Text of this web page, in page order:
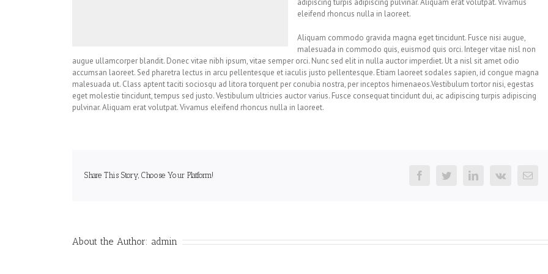
eleifend rhoncus nulla in laoreet.
Aliquam commodo gravida magna eget tincidunt. Fusce nisi augue,
malesuada in commodo quis, euismod quis orci. Integer vitae nisl non
augue ullamcorper blandit. Donec vitae nibh ipsum, vitae semper orci. Nunc sed elit in nulla auctor imperdiet. Ut a nisl sit amet odio
accumsan laoreet. Sed pharetra lectus in arcu pellentesque et iaculis justo pellentesque. Etiam laoreet sodales sapien, id congue magna
malesuada ut. Class aptent taciti sociosqu ad litora torquent per conubia nostra, per inceptos himenaeos.Vestibulum tortor nisi, egestas
eget molestie tincidunt, tempus sed justo. Vestibulum ultricies auctor varius. Fusce consequat tincidunt dui, ac adipiscing turpis adipiscing
pulvinar. Aliquam erat volutpat. Vivamus eleifend rhoncus nulla in laoreet.
Share This Story, Choose Your Platform! FacebookTwitterLinkedInVk
About the Author: admin